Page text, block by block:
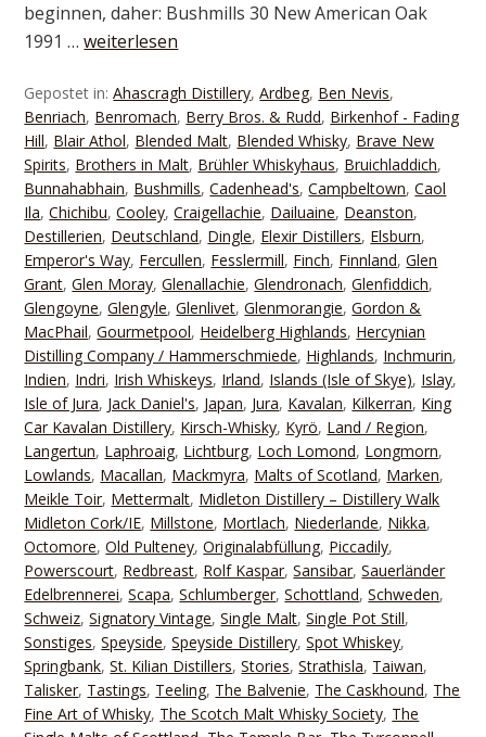
beginnen, daher: Bushmills 30 New American Oak
1991 …weiterlesen
Gepostet in:Ahascragh Distillery,Ardbeg, Ben Nevis,
Benriach, Benromach, Berry Bros. & Rudd, Birkenhof - Fading
Hill, Blair Athol, Blended Malt, Blended Whisky, Brave New
Spirits, Brothers in Malt, Brühler Whiskyhaus, Bruichladdich,
Bunnahabhain, Bushmills,Cadenhead's,Campbeltown,Caol
Ila,Chichibu,Cooley,Craigellachie, Dailuaine, Deanston,
Destillerien, Deutschland, Dingle, Elexir Distillers, Elsburn,
Emperor's Way, Fercullen, Fesslermill, Finch, Finnland,Glen
Grant,Glen Moray,Glenallachie,Glendronach,Glenfiddich,
Glengoyne,Glengyle,Glenlivet,Glenmorangie,Gordon &
MacPhail,Gourmetpool, Heidelberg Highlands, Hercynian
Distilling Company / Hammerschmiede, Highlands, Inchmurin,
Indien, Indri, Irish Whiskeys, Irland, Islands (Isle of Skye), Islay,
Isle of Jura, Jack Daniel's, Japan, Jura, Kavalan, Kilkerran, King
Car Kavalan Distillery, Kirsch-Whisky, Kyrö, Land / Region,
Langertun, Laphroaig, Lichtburg, Loch Lomond, Longmorn,
Lowlands, Macallan, Mackmyra, Malts of Scotland, Marken,
Meikle Toir, Mettermalt, Midleton Distillery – Distillery Walk
Midleton Cork/IE, Millstone, Mortlach, Niederlande, Nikka,
Octomore,Old Pulteney,Originalabfüllung, Piccadily,
Powerscourt, Redbreast, Rolf Kaspar,Sansibar,Sauerländer
Edelbrennerei,Scapa,Schlumberger,Schottland,Schweden,
Schweiz,Signatory Vintage,Single Malt,Single Pot Still,
Sonstiges,Speyside,Speyside Distillery,Spot Whiskey,
Springbank,St. Kilian Distillers,Stories,Strathisla, Taiwan,
Talisker, Tastings, Teeling, The Balvenie, The Caskhound, The
Fine Art of Whisky, The Scotch Malt Whisky Society, The